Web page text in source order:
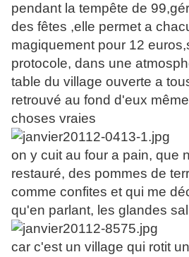
pendant la tempête de
des fêtes ,elle permet a
magiquement pour 12
protocole, dans une
table du village ouverte a
retrouvé au fond d'eux
choses vraies
on y cuit au four a pain, que
restauré, des pommes de
comme confites et qui me
qu'en parlant, les glandes
car c'est un village qui rotit